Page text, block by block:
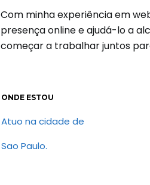
Com minha experiência em
presença online e ajudá-lo a
começar a trabalhar juntos
ONDE ESTOU
Atuo na cidade de
Sao Paulo.